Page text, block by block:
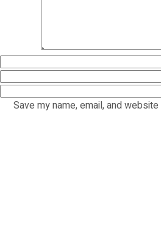
Save my name, email, and